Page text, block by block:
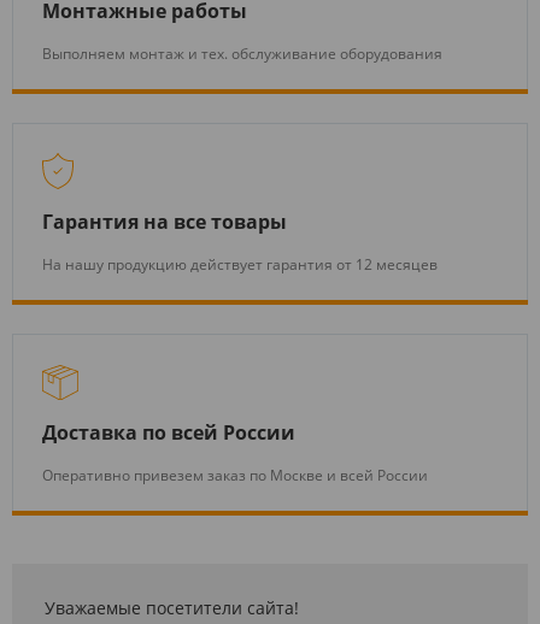
Монтажные работы
Выполняем монтаж и тех. обслуживание оборудования
Гарантия на все товары
На нашу продукцию действует гарантия от 12 месяцев
Доставка по всей России
Оперативно привезем заказ по Москве и всей России
Уважаемые посетители сайта!